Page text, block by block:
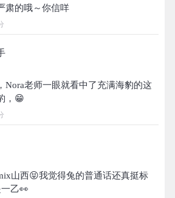
Nora老师一眼就看中了充满海豹的这
山西😝我觉得兔的普通话还真挺标